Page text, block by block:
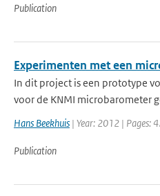
Publication
Experimenten met een
In dit project is een prototype
voor de KNMI microbarometer
Hans Beekhuis | Year: 2012 | Pages:
Publication